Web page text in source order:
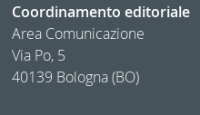
Coordinamento editoriale
Area Comunicazione
Via Po, 5
40139 Bologna (BO)